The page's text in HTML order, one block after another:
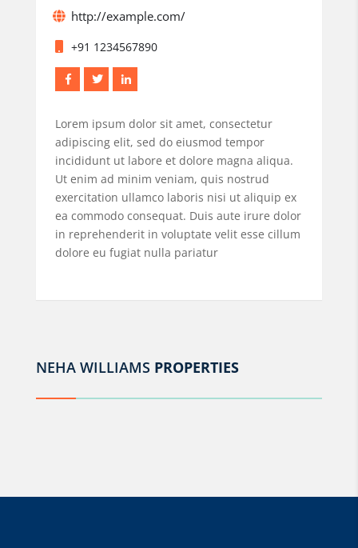
http://example.com/
+91 1234567890
Lorem ipsum dolor sit amet, consectetur
adipiscing elit, sed do eiusmod tempor
incididunt ut labore et dolore magna aliqua.
Ut enim ad minim veniam, quis nostrud
exercitation ullamco laboris nisi ut aliquip ex
ea commodo consequat. Duis aute irure dolor
in reprehenderit in voluptate velit esse cillum
dolore eu fugiat nulla pariatur
NEHA WILLIAMS PROPERTIES